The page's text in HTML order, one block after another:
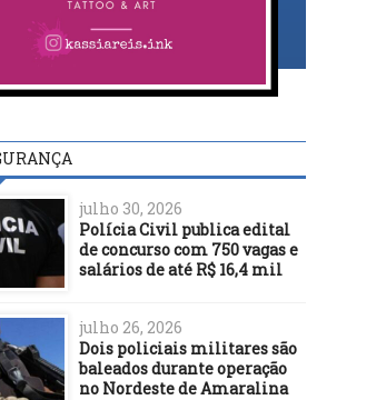
julho 30, 2026
Polícia Civil publica edital
de concurso com 750 vagas e
salários de até R$ 16,4 mil
julho 26, 2026
Dois policiais militares são
baleados durante operação
no Nordeste de Amaralina